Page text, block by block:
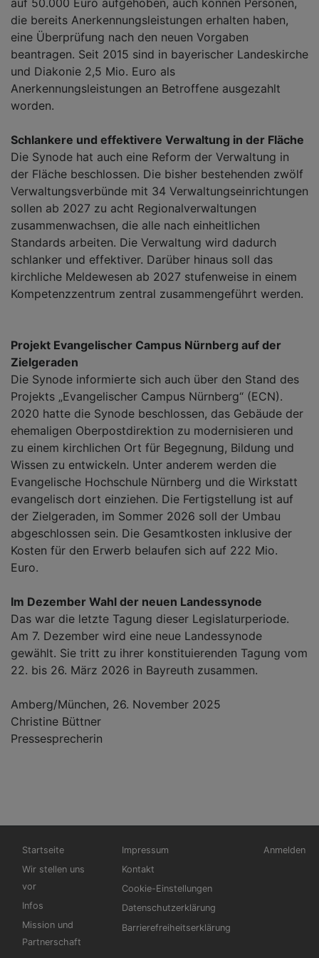
die bereits Anerkennungsleistungen erhalten haben,
eine Überprüfung nach den neuen Vorgaben
beantragen. Seit 2015 sind in bayerischer Landeskirche
und Diakonie 2,5 Mio. Euro als
Anerkennungsleistungen an Betroffene ausgezahlt
worden.
Schlankere und effektivere Verwaltung in der Fläche
Die Synode hat auch eine Reform der Verwaltung in
der Fläche beschlossen. Die bisher bestehenden zwölf
Verwaltungsverbünde mit 34 Verwaltungseinrichtungen
sollen ab 2027 zu acht Regionalverwaltungen
zusammenwachsen, die alle nach einheitlichen
Standards arbeiten. Die Verwaltung wird dadurch
schlanker und effektiver. Darüber hinaus soll das
kirchliche Meldewesen ab 2027 stufenweise in einem
Kompetenzzentrum zentral zusammengeführt werden.
Projekt Evangelischer Campus Nürnberg auf der
Zielgeraden
Die Synode informierte sich auch über den Stand des
Projekts „Evangelischer Campus Nürnberg“ (ECN).
2020 hatte die Synode beschlossen, das Gebäude der
ehemaligen Oberpostdirektion zu modernisieren und
zu einem kirchlichen Ort für Begegnung, Bildung und
Wissen zu entwickeln. Unter anderem werden die
Evangelische Hochschule Nürnberg und die Wirkstatt
evangelisch dort einziehen. Die Fertigstellung ist auf
der Zielgeraden, im Sommer 2026 soll der Umbau
abgeschlossen sein. Die Gesamtkosten inklusive der
Kosten für den Erwerb belaufen sich auf 222 Mio.
Euro.
Im Dezember Wahl der neuen Landessynode
Das war die letzte Tagung dieser Legislaturperiode.
Am 7. Dezember wird eine neue Landessynode
gewählt. Sie tritt zu ihrer konstituierenden Tagung vom
22. bis 26. März 2026 in Bayreuth zusammen.
Amberg/München, 26. November 2025
Christine Büttner
Pressesprecherin
Hauptnavigation
Startseite
Wir stellen uns
vor
Infos
Mission und
Partnerschaft
Fußbereichsmenü
Impressum
Kontakt
Cookie-Einstellungen
Datenschutzerklärung
Barrierefreiheitserklärung
Anmelden